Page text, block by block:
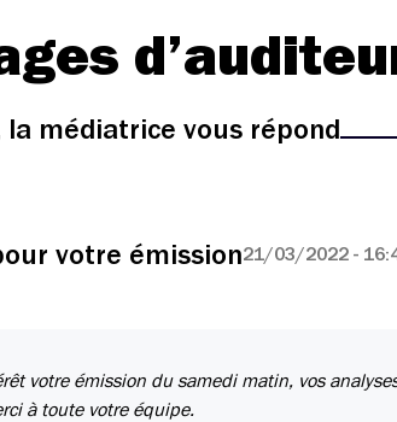
la médiatrice vous répond
votre émission21/03/2022 -
votre émission du samedi matin, vos
à toute votre équipe.